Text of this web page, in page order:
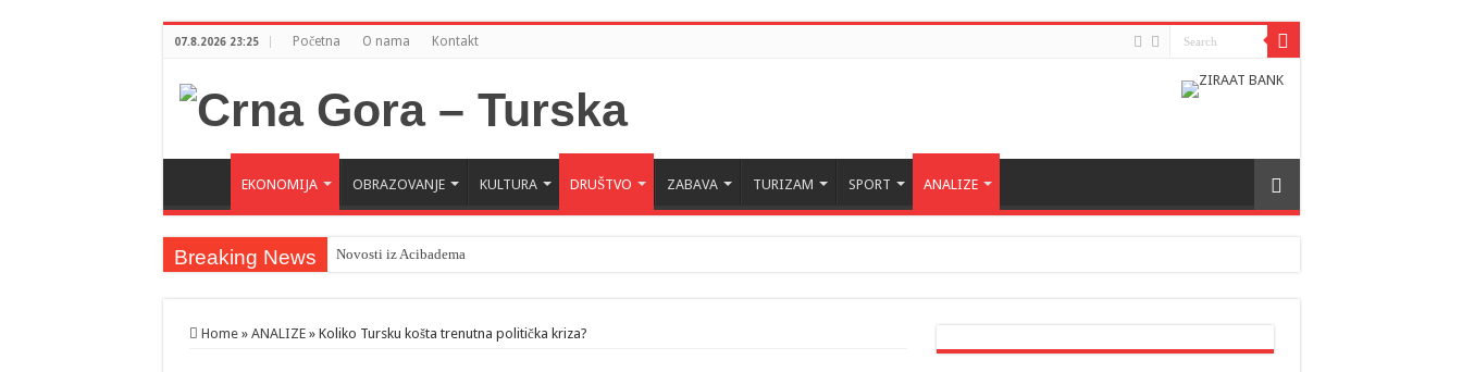
07.8.2026 23:25 Početna O nama Kontakt
EKONOMIJA OBRAZOVANJE KULTURA DRUŠTVO ZABAVA TURIZAM SPORT ANALIZE
Breaking News Novosti iz Acibadema
Milatović pozvao Erdogana da posjeti Crnu Goru: Turska jedan od najvažnijih ekonomskih i strateških partnera naše zemlje
Home » ANALIZE » Koliko Tursku košta trenutna politička kriza?